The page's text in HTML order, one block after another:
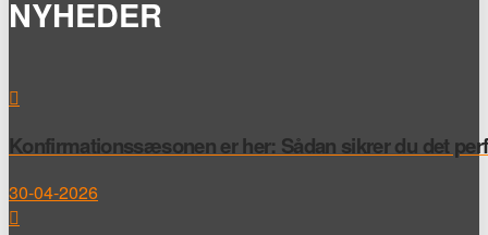
NYHEDER
Konfirmationssæsonen er her: Sådan sikrer du det
30-04-2026